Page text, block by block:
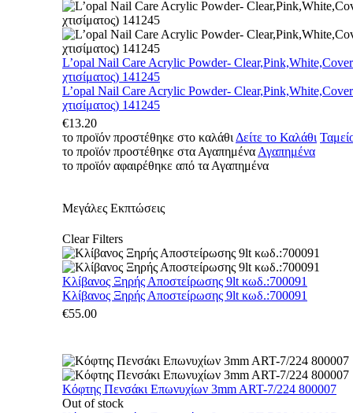
L’opal Nail Care Acrylic Powder-
χτισίματος) 141245
L’opal Nail Care Acrylic Powder-
χτισίματος) 141245
€13.20
το προϊόν προστέθηκε στο καλάθι Δείτε το Καλάθι
το προϊόν προστέθηκε στα Αγαπημένα Αγαπημένα
το προϊόν αφαιρέθηκε από τα Αγαπημένα
Μεγάλες Εκπτώσεις
Clear Filters
Κλίβανος Ξηρής Αποστείρωσης 9lt κωδ.:700091
Κλίβανος Ξηρής Αποστείρωσης 9lt κωδ.:700091
€55.00
Κόφτης Πενσάκι Επωνυχίων 3mm ART-7/224 800007
Out of stock